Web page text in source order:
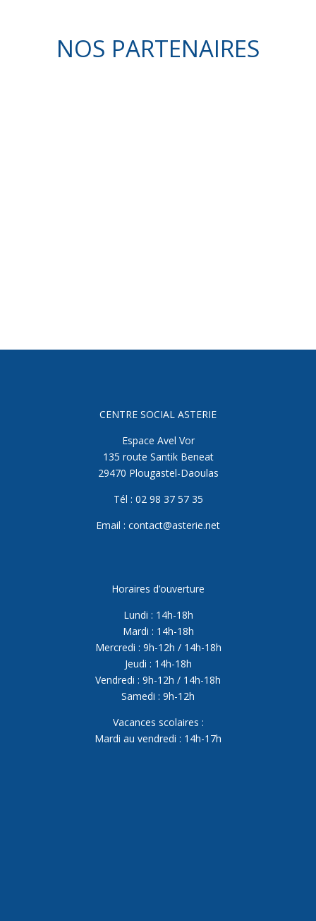
NOS PARTENAIRES
CENTRE SOCIAL ASTERIE
Espace Avel Vor
135 route Santik Beneat
29470 Plougastel-Daoulas
Tél : 02 98 37 57 35
Email : contact@asterie.net
Horaires d’ouverture
Lundi : 14h-18h
Mardi : 14h-18h
Mercredi : 9h-12h / 14h-18h
Jeudi : 14h-18h
Vendredi : 9h-12h / 14h-18h
Samedi : 9h-12h
Vacances scolaires :
Mardi au vendredi : 14h-17h